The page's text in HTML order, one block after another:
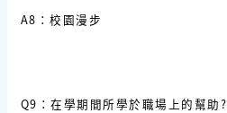
A8：校園漫步
Q9：在學期間所學於職場上的幫助?